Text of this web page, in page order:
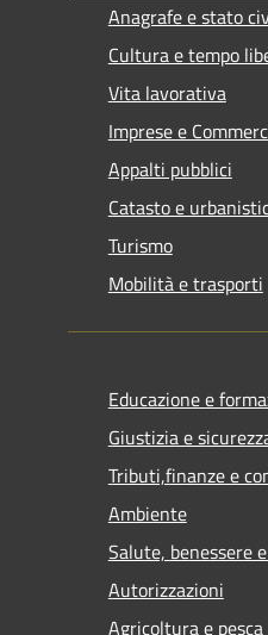
Anagrafe e stato
Cultura e tempo
Vita lavorativa
Imprese e
Appalti pubblici
Catasto e
Turismo
Mobilità e trasporti
Educazione e
Giustizia e
Tributi,finanze e
Ambiente
Salute, benessere
Autorizzazioni
Agricoltura e pesca